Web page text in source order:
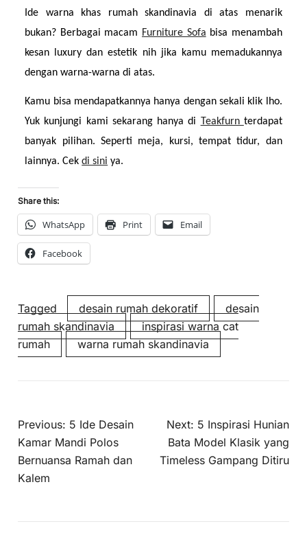
Ide warna khas rumah skandinavia di atas menarik
bukan? Berbagai macam Furniture Sofa bisa menambah
kesan luxury dan estetik nih jika kamu memadukannya
dengan warna-warna di atas.
Kamu bisa mendapatkannya hanya dengan sekali klik lho.
Yuk kunjungi kami sekarang hanya di Teakfurn terdapat
banyak pilihan. Seperti meja, kursi, tempat tidur, dan
lainnya. Cek di sini ya.
Share this:
WhatsApp Print Email
Facebook
Tagged desain rumah dekoratif
desain
rumah skandinavia
inspirasi warna cat
rumah
warna rumah skandinavia
Previous: 5 Ide Desain
Kamar Mandi Polos
Bernuansa Ramah dan
Kalem
Next: 5 Inspirasi Hunian
Bata Model Klasik yang
Timeless Gampang Ditiru